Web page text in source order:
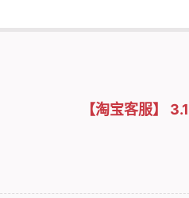
【淘宝客服】